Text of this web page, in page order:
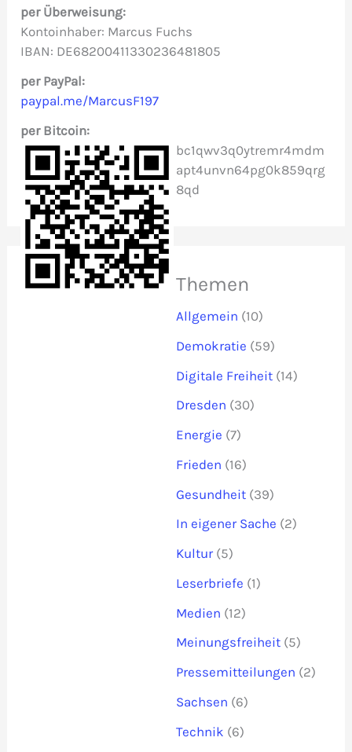
n
a
c
h
:
per Überweisung:
Kontoinhaber: Marcus Fuchs
IBAN: DE68200411330236481805
per PayPal:
paypal.me/MarcusF197
per Bitcoin:
bc1qwv3q0ytremr4mdm
apt4unvn64pg0k859qrg
8qd
Themen
Allgemein (10)
Demokratie (59)
Digitale Freiheit (14)
Dresden (30)
Energie (7)
Frieden (16)
Gesundheit (39)
In eigener Sache (2)
Kultur (5)
Leserbriefe (1)
Medien (12)
Meinungsfreiheit (5)
Pressemitteilungen (2)
Sachsen (6)
Technik (6)